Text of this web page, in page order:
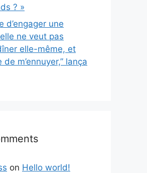
? »
d’engager une
ne veut pas
elle-même, et
de m’ennuyer,” lança
on Hello world!